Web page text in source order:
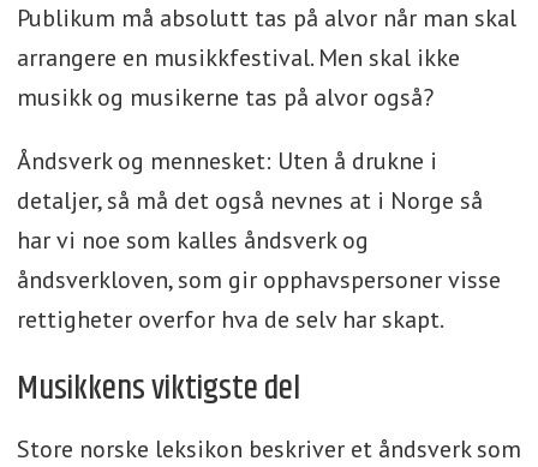
Publikum må absolutt tas på alvor når man skal
arrangere en musikkfestival. Men skal ikke
musikk og musikerne tas på alvor også?
Åndsverk og mennesket: Uten å drukne i
detaljer, så må det også nevnes at i Norge så
har vi noe som kalles åndsverk og
åndsverkloven, som gir opphavspersoner visse
rettigheter overfor hva de selv har skapt.
Musikkens viktigste del
Store norske leksikon beskriver et åndsverk som